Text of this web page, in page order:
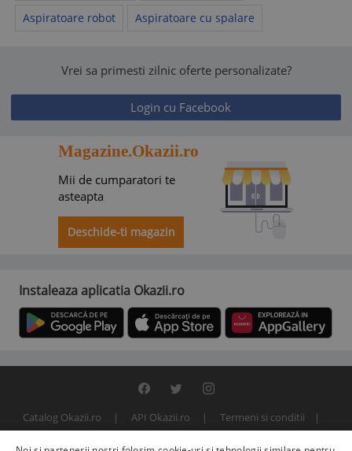
Aspiratoare robot Aspiratoare cu spalare
Vrei sa primesti zilnic oferte personalizate?
Login cu Facebook
Magazine.Okazii.ro
Mii de cumparatori te
asteapta
Deschide-ti magazin
Instaleaza aplicatia Okazii.ro
Catalog Okazii.ro API Okazii.ro
Termeni si conditii